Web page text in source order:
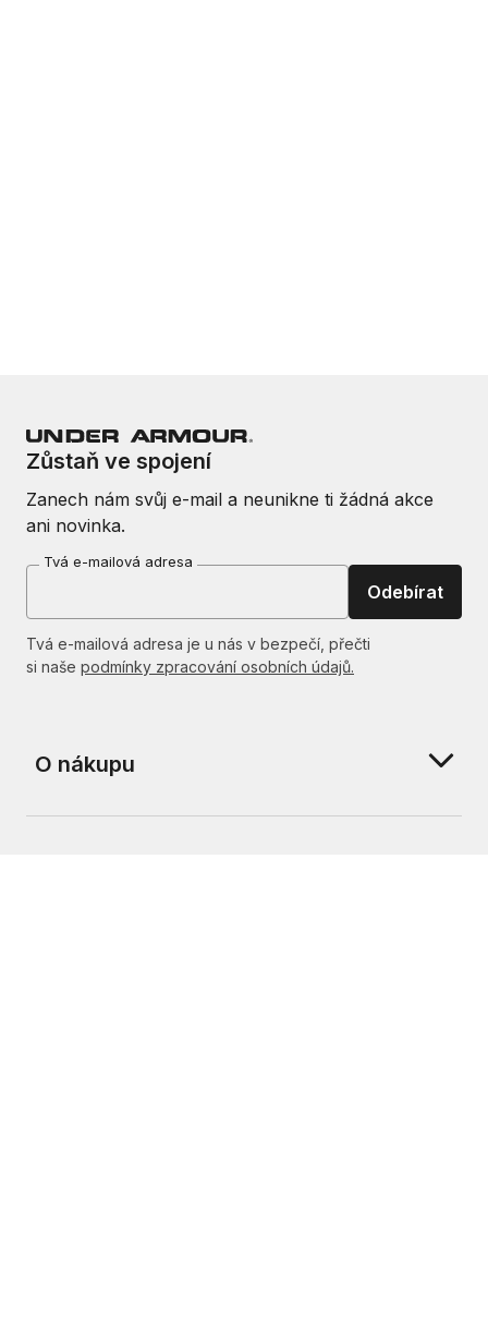
Zůstaň ve spojení
Zanech nám svůj e-mail a neunikne ti žádná akce
ani novinka.
Tvá e-mailová adresa
Odebírat
Tvá e-mailová adresa je u nás v bezpečí, přečti
si naše podmínky zpracování osobních údajů.
O nákupu